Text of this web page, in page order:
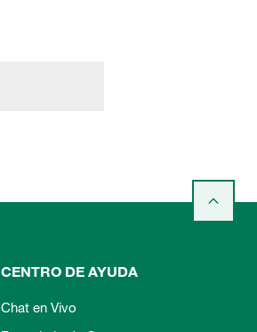
CENTRO DE AYUDA
Chat en Vivo